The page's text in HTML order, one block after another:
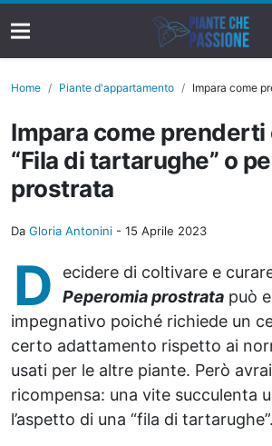
Home Piante d'appartamento Impara come prenderti cura di
Impara come prenderti
“Fila di tartarughe” o
prostrata
Da Gloria Antonini - 15 Aprile 2023
D
ecidere di coltivare e
Peperomia prostrata può
impegnativo poiché richiede un
certo adattamento rispetto ai
usati per le altre piante. Però
ricompensa: una vite succulenta
l’aspetto di una “fila di tartarughe”.